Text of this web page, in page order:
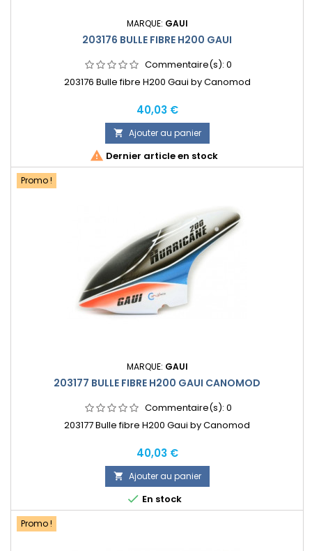
MARQUE: GAUI
203176 BULLE FIBRE H200 GAUI
Commentaire(s): 0
203176 Bulle fibre H200 Gaui by Canomod
Prix
40,03 €
 Ajouter au panier
 Dernier article en stock
Promo !
MARQUE: GAUI
203177 BULLE FIBRE H200 GAUI CANOMOD
Commentaire(s): 0
203177 Bulle fibre H200 Gaui by Canomod
Prix
40,03 €
 Ajouter au panier
 En stock
Promo !